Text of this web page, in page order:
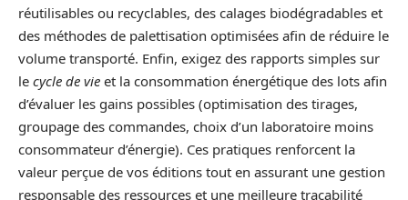
réutilisables ou recyclables, des calages biodégradables et
des méthodes de palettisation optimisées afin de réduire le
volume transporté. Enfin, exigez des rapports simples sur
le cycle de vie et la consommation énergétique des lots afin
d’évaluer les gains possibles (optimisation des tirages,
groupage des commandes, choix d’un laboratoire moins
consommateur d’énergie). Ces pratiques renforcent la
valeur perçue de vos éditions tout en assurant une gestion
responsable des ressources et une meilleure traçabilité